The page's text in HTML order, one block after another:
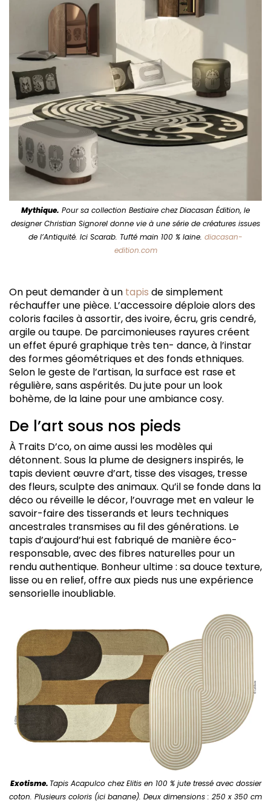
Mythique. Pour sa collection Bestiaire chez Diacasan Édition, le
designer Christian Signorel donne vie à une série de créatures issues
de l’Antiquité. Ici Scarab. Tufté main 100 % laine. diacasan-
edition.com
On peut demander à un tapis de simplement
réchauffer une pièce. L’accessoire déploie alors des
coloris faciles à assortir, des ivoire, écru, gris cendré,
argile ou taupe. De parcimonieuses rayures créent
un effet épuré graphique très ten- dance, à l’instar
des formes géométriques et des fonds ethniques.
Selon le geste de l’artisan, la surface est rase et
régulière, sans aspérités. Du jute pour un look
bohème, de la laine pour une ambiance cosy.
De l’art sous nos pieds
À Traits D’co, on aime aussi les modèles qui
détonnent. Sous la plume de designers inspirés, le
tapis devient œuvre d’art, tisse des visages, tresse
des fleurs, sculpte des animaux. Qu’il se fonde dans la
déco ou réveille le décor, l’ouvrage met en valeur le
savoir-faire des tisserands et leurs techniques
ancestrales transmises au fil des générations. Le
tapis d’aujourd’hui est fabriqué de manière éco-
responsable, avec des fibres naturelles pour un
rendu authentique. Bonheur ultime : sa douce texture,
lisse ou en relief, offre aux pieds nus une expérience
sensorielle inoubliable.
Exotisme. Tapis Acapulco chez Elitis en 100 % jute tressé avec dossier
coton. Plusieurs coloris (ici banane). Deux dimensions : 250 x 350 cm